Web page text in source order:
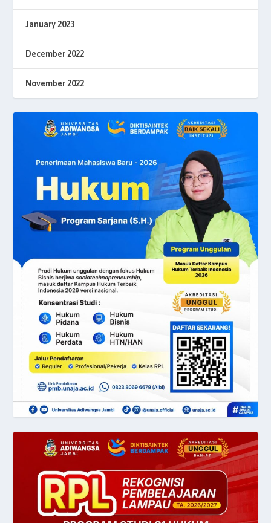
January 2023
December 2022
November 2022